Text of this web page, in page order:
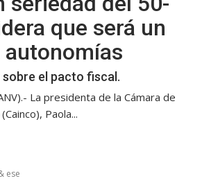
que será un
autonomías
sobre el pacto fiscal.
La presidenta de la Cámara de
Paola...
ese